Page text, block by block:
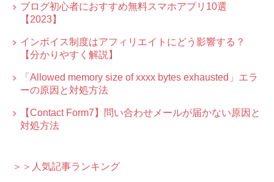
ブログ初心者におすすめ無料スマホアプリ10選
【2023】
インボイス制度はアフィリエイトにどう影響する？
【分かりやすく解説】
「Allowed memory size of xxxx bytes exhausted」エラ
ーの原因と対処方法
【Contact Form7】問い合わせメールが届かない原因と
対処方法
＞＞人気記事ランキング